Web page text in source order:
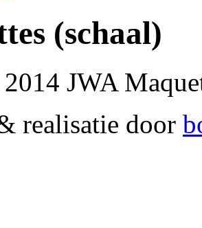
(schaal)
JWA
realisatie door